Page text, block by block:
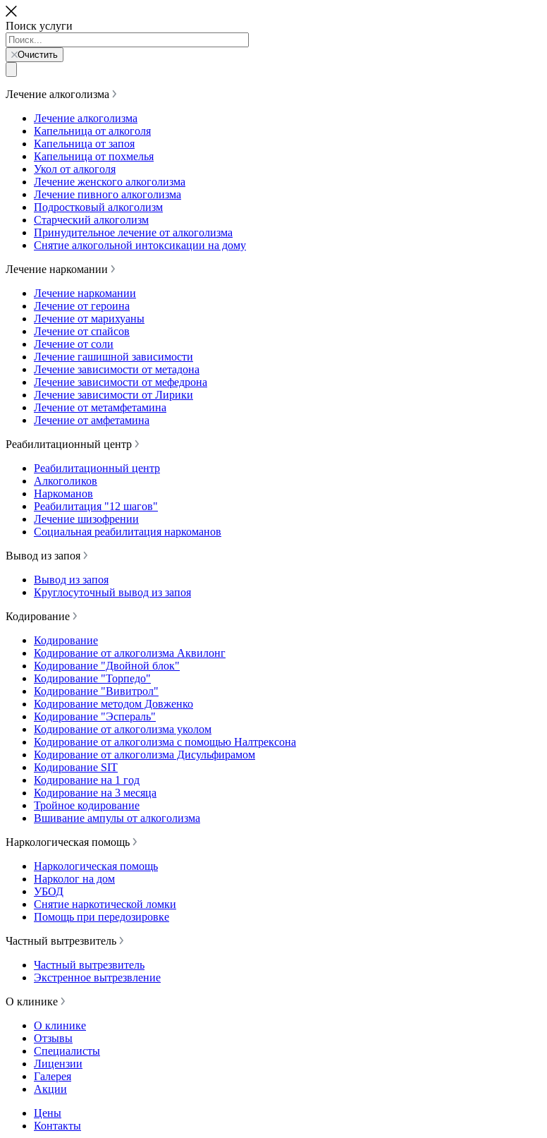
Поиск услуги
Очистить
Лечение алкоголизма
Лечение алкоголизма
Капельница от алкоголя
Капельница от запоя
Капельница от похмелья
Укол от алкоголя
Лечение женского алкоголизма
Лечение пивного алкоголизма
Подростковый алкоголизм
Старческий алкоголизм
Принудительное лечение от алкоголизма
Снятие алкогольной интоксикации на дому
Лечение наркомании
Лечение наркомании
Лечение от героина
Лечение от марихуаны
Лечение от спайсов
Лечение от соли
Лечение гашишной зависимости
Лечение зависимости от метадона
Лечение зависимости от мефедрона
Лечение зависимости от Лирики
Лечение от метамфетамина
Лечение от амфетамина
Реабилитационный центр
Реабилитационный центр
Алкоголиков
Наркоманов
Реабилитация "12 шагов"
Лечение шизофрении
Социальная реабилитация наркоманов
Вывод из запоя
Вывод из запоя
Круглосуточный вывод из запоя
Кодирование
Кодирование
Кодирование от алкоголизма Аквилонг
Кодирование "Двойной блок"
Кодирование "Торпедо"
Кодирование "Вивитрол"
Кодирование методом Довженко
Кодирование "Эспераль"
Кодирование от алкоголизма уколом
Кодирование от алкоголизма с помощью Налтрексона
Кодирование от алкоголизма Дисульфирамом
Кодирование SIT
Кодирование на 1 год
Кодирование на 3 месяца
Тройное кодирование
Вшивание ампулы от алкоголизма
Наркологическая помощь
Наркологическая помощь
Нарколог на дом
УБОД
Снятие наркотической ломки
Помощь при передозировке
Частный вытрезвитель
Частный вытрезвитель
Экстренное вытрезвление
О клинике
О клинике
Отзывы
Специалисты
Лицензии
Галерея
Акции
Цены
Контакты